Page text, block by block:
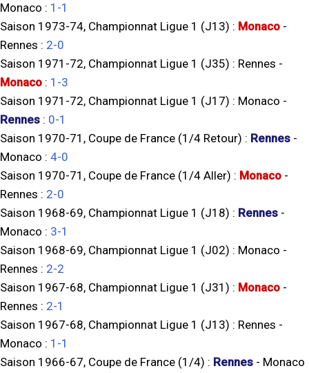
Monaco : 1-1
Saison 1973-74, Championnat Ligue 1 (J13) : Monaco -
Rennes : 2-0
Saison 1971-72, Championnat Ligue 1 (J35) : Rennes -
Monaco : 1-3
Saison 1971-72, Championnat Ligue 1 (J17) : Monaco -
Rennes : 0-1
Saison 1970-71, Coupe de France (1/4 Retour) : Rennes -
Monaco : 4-0
Saison 1970-71, Coupe de France (1/4 Aller) : Monaco -
Rennes : 2-0
Saison 1968-69, Championnat Ligue 1 (J18) : Rennes -
Monaco : 3-1
Saison 1968-69, Championnat Ligue 1 (J02) : Monaco -
Rennes : 2-2
Saison 1967-68, Championnat Ligue 1 (J31) : Monaco -
Rennes : 2-1
Saison 1967-68, Championnat Ligue 1 (J13) : Rennes -
Monaco : 1-1
Saison 1966-67, Coupe de France (1/4) : Rennes - Monaco